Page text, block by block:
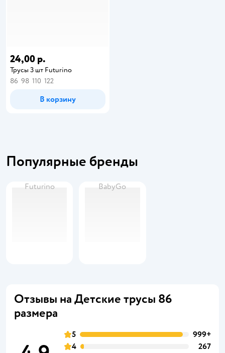
24,00 р.
Трусы 3 шт Futurino
86 98 110 122
В корзину
Популярные бренды
Futurino BabyGo
Отзывы на Детские трусы 86
размера
5
999+
4
267